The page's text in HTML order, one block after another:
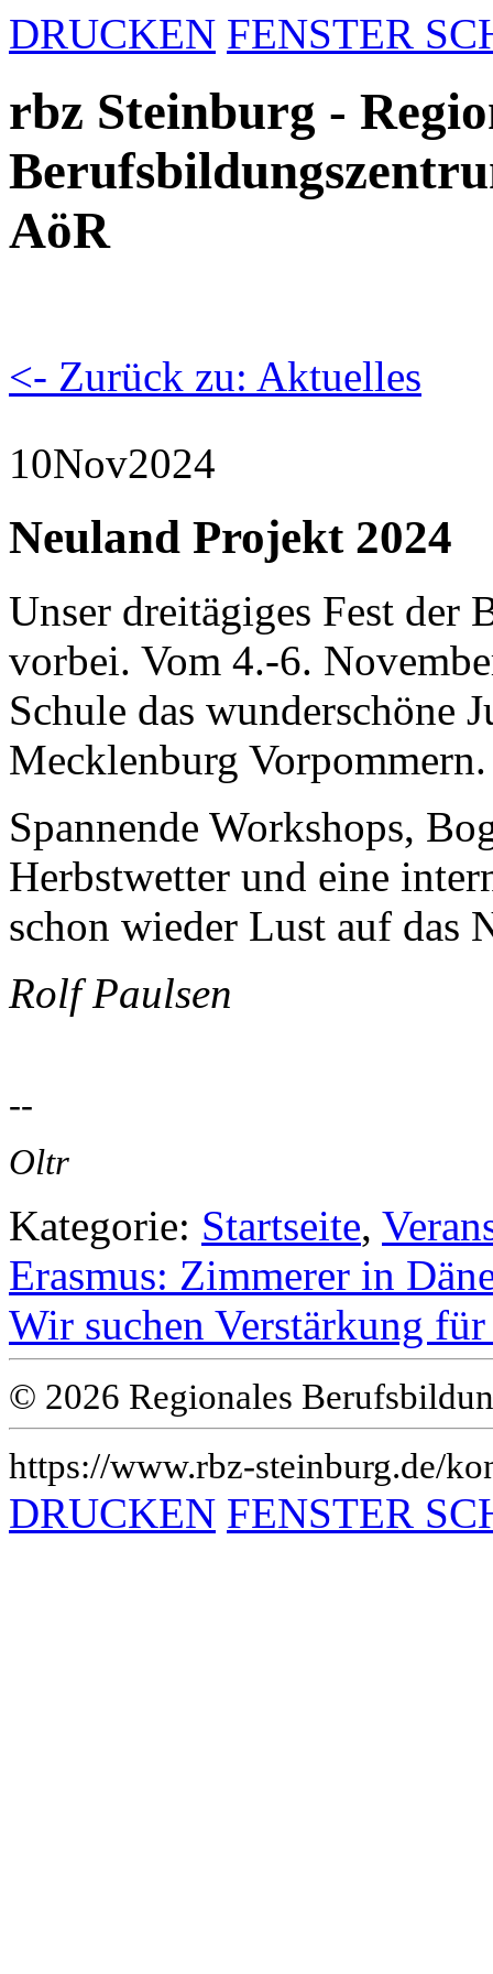
DRUCKEN FENSTER
rbz Steinburg -
AöR
<- Zurück zu: Aktuelles
10Nov2024
Neuland Projekt 2024
Unser dreitägiges Fest der
vorbei. Vom 4.-6.
Schule das wunderschöne
Mecklenburg Vorpommern.
Spannende Workshops,
Herbstwetter und eine
schon wieder Lust auf das
Rolf Paulsen
--
Oltr
Kategorie: Startseite,
Erasmus: Zimmerer in
Wir suchen Verstärkung
© 2026 Regionales
https://www.rbz-steinburg.de/
DRUCKEN FENSTER